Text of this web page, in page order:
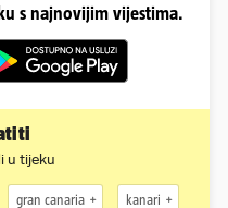
s najnovijim vijestima.
u tijeku
gran canaria kanari